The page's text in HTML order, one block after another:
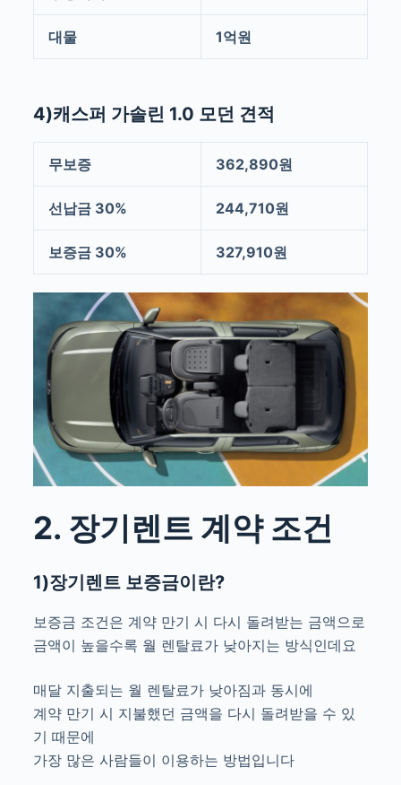
대물 1억원
4)캐스퍼 가솔린 1.0 모던 견적
무보증 362,890원
선납금 30% 244,710원
보증금 30% 327,910원
2. 장기렌트 계약 조건
1)장기렌트 보증금이란?
보증금 조건은 계약 만기 시 다시 돌려받는 금액으로
금액이 높을수록 월 렌탈료가 낮아지는 방식인데요
매달 지출되는 월 렌탈료가 낮아짐과 동시에
계약 만기 시 지불했던 금액을 다시 돌려받을 수 있
기 때문에
가장 많은 사람들이 이용하는 방법입니다